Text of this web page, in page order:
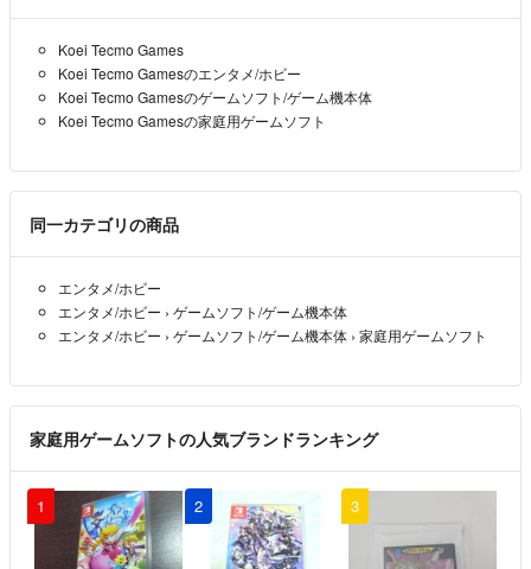
Koei Tecmo Games
Koei Tecmo Gamesのエンタメ/ホビー
Koei Tecmo Gamesのゲームソフト/ゲーム機本体
Koei Tecmo Gamesの家庭用ゲームソフト
同一カテゴリの商品
エンタメ/ホビー
エンタメ/ホビー › ゲームソフト/ゲーム機本体
エンタメ/ホビー › ゲームソフト/ゲーム機本体 › 家庭用ゲームソフト
家庭用ゲームソフトの人気ブランドランキング
1 2 3